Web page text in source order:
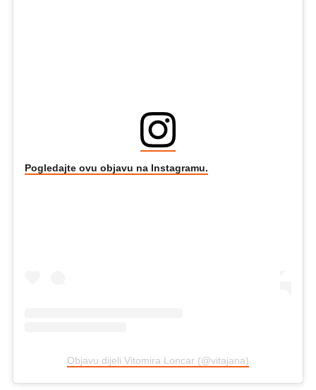
Pogledajte ovu objavu na Instagramu.
Objavu dijeli Vitomira Loncar (@vitajana)